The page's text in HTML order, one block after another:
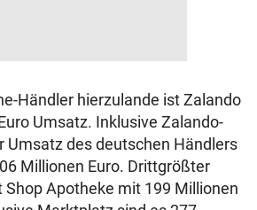
Händler hierzulande ist Zalando
Umsatz. Inklusive Zalando-
Umsatz des deutschen Händlers
Millionen Euro. Drittgrößter
Apotheke mit 199 Millionen